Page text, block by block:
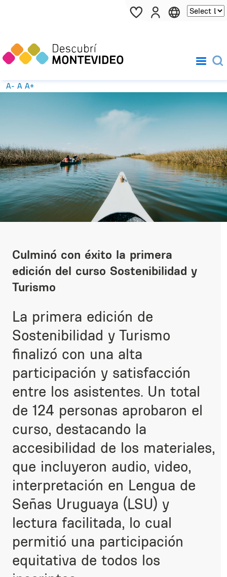
Pasar al contenido principal
A- A A+
Culminó con éxito la primera
edición del curso Sostenibilidad y
Turismo
La primera edición de
Sostenibilidad y Turismo
finalizó con una alta
participación y satisfacción
entre los asistentes. Un total
de 124 personas aprobaron el
curso, destacando la
accesibilidad de los materiales,
que incluyeron audio, video,
interpretación en Lengua de
Señas Uruguaya (LSU) y
lectura facilitada, lo cual
permitió una participación
equitativa de todos los